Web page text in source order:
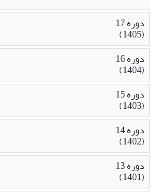
دوره 17
(1405)
دوره 16
(1404)
دوره 15
(1403)
دوره 14
(1402)
دوره 13
(1401)